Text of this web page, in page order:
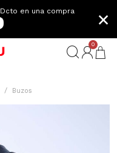
Dcto en una compra
×
0
Buzos